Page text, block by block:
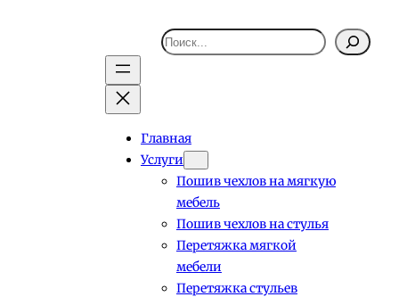
Поиск
Главная
Услуги
Пошив чехлов на мягкую
мебель
Пошив чехлов на стулья
Перетяжка мягкой
мебели
Перетяжка стульев